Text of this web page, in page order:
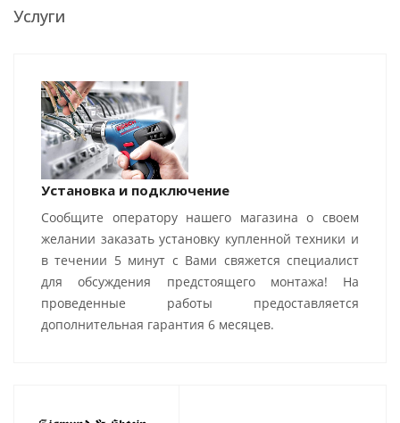
Услуги
Установка и подключение
Сообщите оператору нашего магазина о своем
желании заказать установку купленной техники и
в течении 5 минут с Вами свяжется специалист
для обсуждения предстоящего монтажа! На
проведенные работы предоставляется
дополнительная гарантия 6 месяцев.